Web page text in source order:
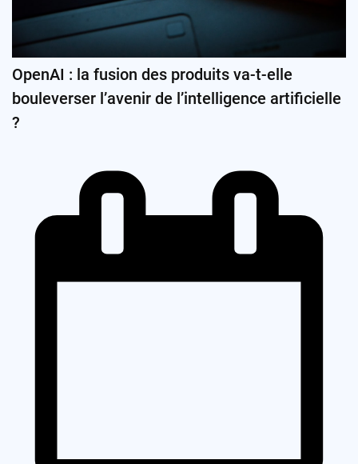
OpenAI : la fusion des produits va-t-elle
bouleverser l’avenir de l’intelligence artificielle
?